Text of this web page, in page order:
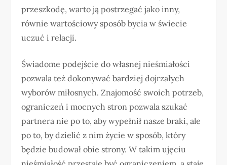
przeszkodę, warto ją postrzegać jako inny,
równie wartościowy sposób bycia w świecie
uczuć i relacji.
Świadome podejście do własnej nieśmiałości
pozwala też dokonywać bardziej dojrzałych
wyborów miłosnych. Znajomość swoich potrzeb,
ograniczeń i mocnych stron pozwala szukać
partnera nie po to, aby wypełnił nasze braki, ale
po to, by dzielić z nim życie w sposób, który
będzie budował obie strony. W takim ujęciu